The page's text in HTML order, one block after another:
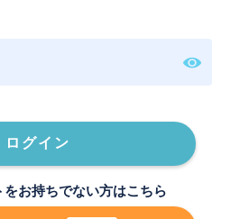
ログイン
をお持ちでない方はこちら